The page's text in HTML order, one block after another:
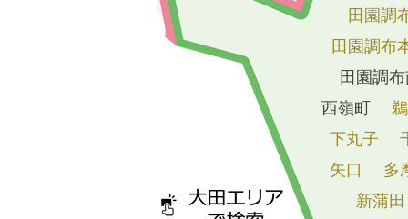
田園調
田園調布
田園調
西嶺町
下丸子
矢口
多
新蒲田